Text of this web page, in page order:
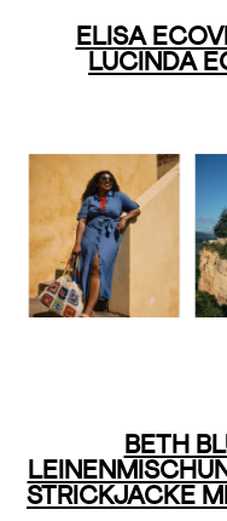
ELISA
LUCINDA
BETH
STRICKJACKE